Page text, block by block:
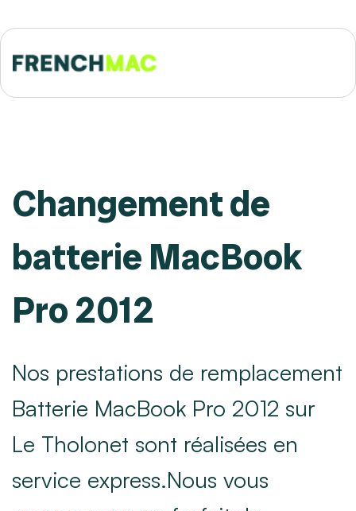
Changement de
batterie MacBook
Pro 2012
Nos prestations de remplacement
Batterie MacBook Pro 2012 sur
Le Tholonet sont réalisées en
service express.Nous vous